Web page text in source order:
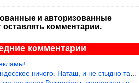
и авторизованные
оставлять комментарии.
комментарии
ничего. Наташ, и не стыдно такую фигн